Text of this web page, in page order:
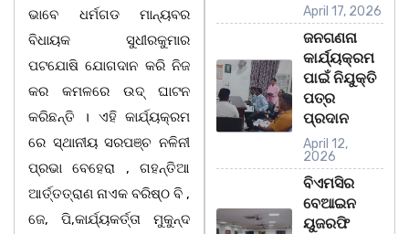
ଭାବେ ଧର୍ମଗଡ ମାନ୍ୟବର
ବିଧାୟକ ସୁଧୀରକୁମାର
ପଟଯୋଷି ଯୋଗଦାନ କରି ନିଜ
କର କମଳରେ ଉଦ୍ ଘାଟନ
କରିଛନ୍ତି । ଏହି କାର୍ଯ୍ୟକ୍ରମ
ରେ ସ୍ଥାନୀୟ ସରପଞ୍ଚ ନଳିନୀ
ପ୍ରଭା ବେହେରା , ଗହନ୍ତିଆ
ଆର୍ତ୍ତତ୍ରାଣ ନାଏକ ବରିଷ୍ଠ ବି ,
ଜେ, ପି,କାର୍ଯ୍ୟକର୍ତ୍ତା ମୁକୁନ୍ଦ
April 17, 2026
ଜନଗଣନା
କାର୍ଯ୍ୟକ୍ରମ
ପାଇଁ ନିଯୁକ୍ତି
ପତ୍ର
ପ୍ରଦାନ
April 12,
2026
ବିଏମସିର
ବେଆଇନ
ୟୁଜରଫି